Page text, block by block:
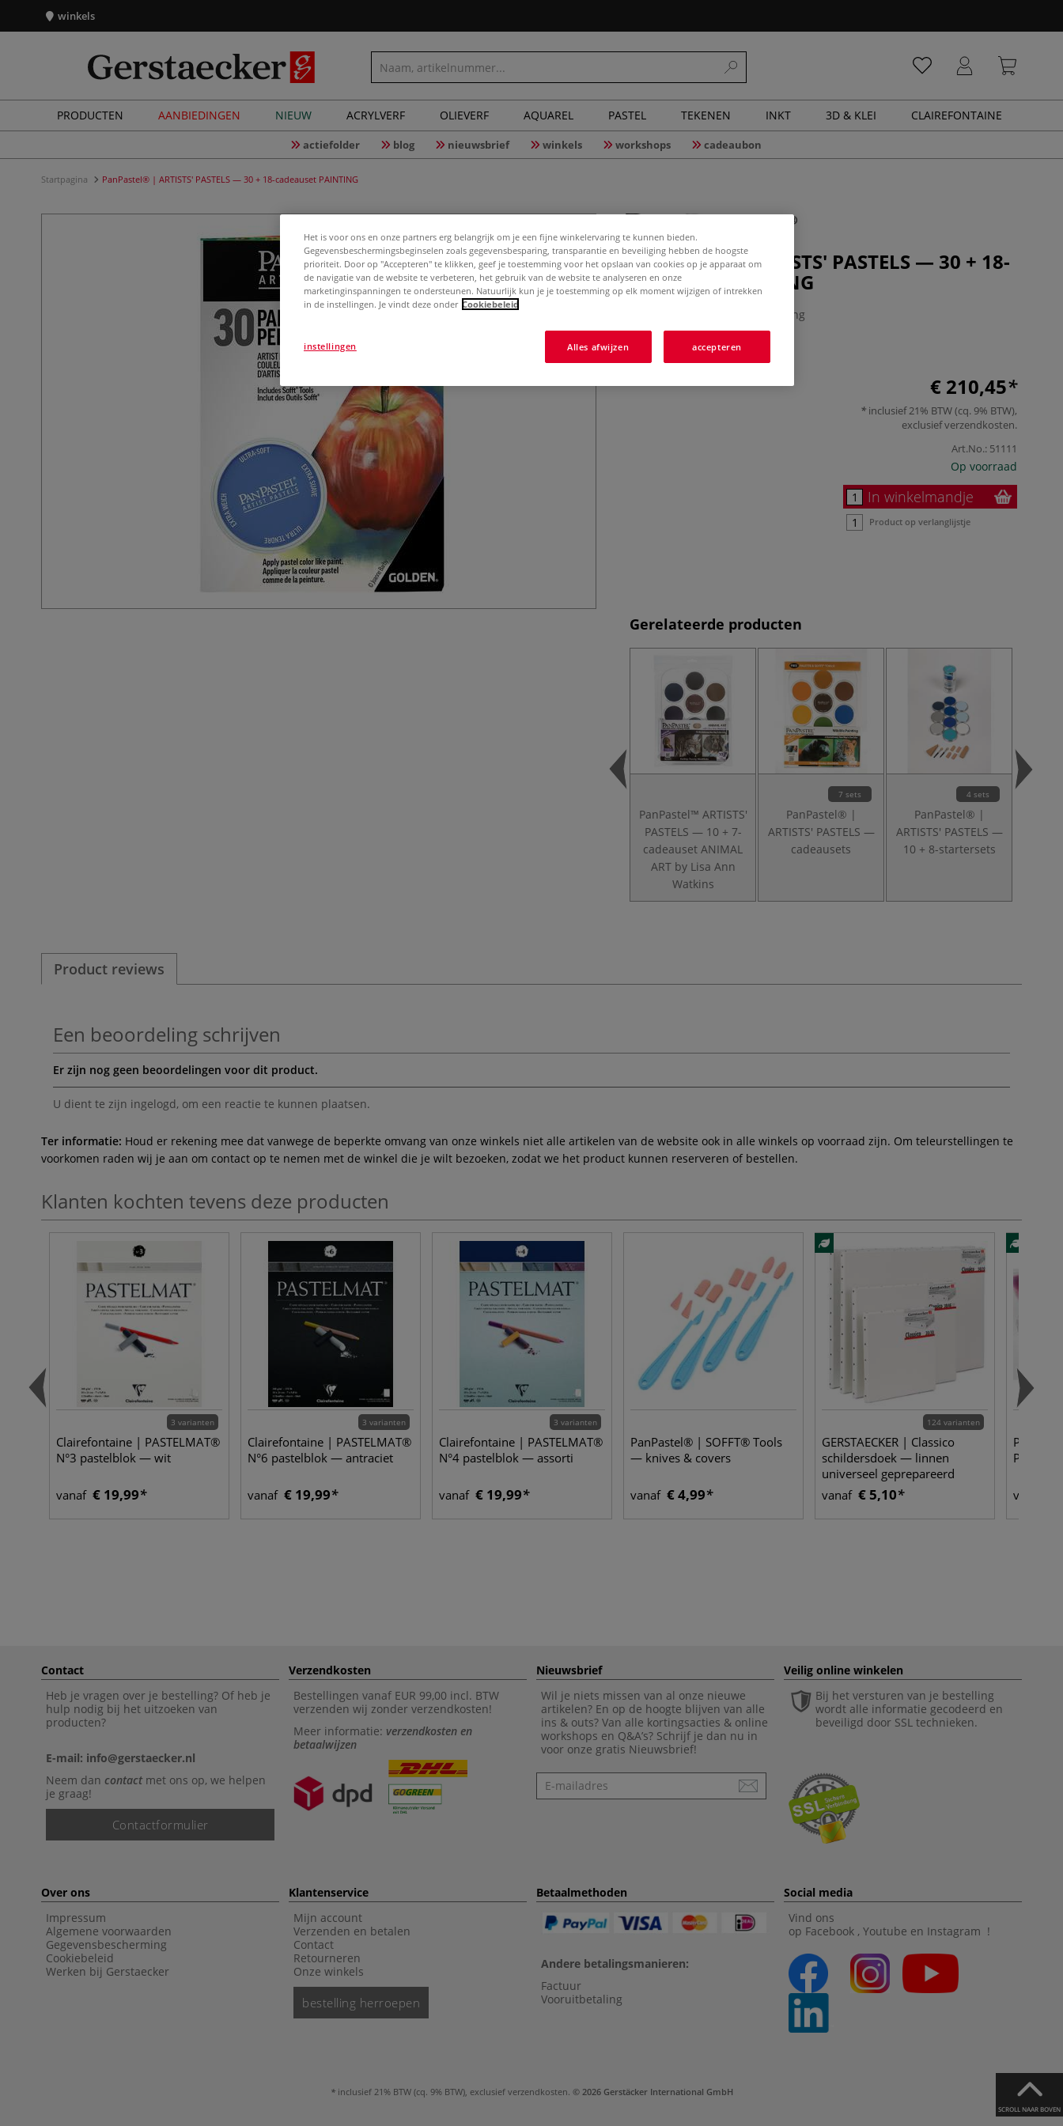
SCROLL NAAR BOVEN
winkels
PRODUCTEN AANBIEDINGEN NIEUW ACRYLVERF OLIEVERF AQUAREL PASTEL TEKENEN INKT 3D & KLEI CLAIREFONTAINE
actiefolder blog nieuwsbrief winkels workshops cadeaubon
Startpagina PanPastel® | ARTISTS' PASTELS — 30 + 18-cadeauset PAINTING
PanPastel® | ARTISTS' PASTELS — 30 + 18-
cadeauset PAINTING
0 Beoordeling
€ 210,45
inclusief 21% BTW (cq. 9% BTW),
exclusiefverzendkosten.
Art.No.: 51111
Op voorraad
In winkelmandje
Product op verlanglijstje
Gerelateerde producten
PanPastel™ ARTISTS'
PASTELS — 10 + 7-
cadeauset ANIMAL
ART by Lisa Ann
Watkins
7 sets
PanPastel® |
ARTISTS' PASTELS —
cadeausets
4 sets
PanPastel® |
ARTISTS' PASTELS —
10 + 8-startersets
Product reviews
Een beoordeling schrijven
Er zijn nog geen beoordelingen voor dit product.
U dient te zijn ingelogd, om een reactie te kunnen plaatsen.
Ter informatie: Houd er rekening mee dat vanwege de beperkte omvang van onze winkels niet alle artikelen van de website ook in alle winkels op voorraad zijn. Om teleurstellingen te
voorkomen raden wij je aan om contact op te nemen met de winkel die je wilt bezoeken, zodat we het product kunnen reserveren of bestellen.
Klanten kochten tevens deze producten
3 varianten
Clairefontaine | PASTELMAT®
N°3 pastelblok — wit
vanaf € 19,99
3 varianten
Clairefontaine | PASTELMAT®
N°6 pastelblok — antraciet
vanaf € 19,99
3 varianten
Clairefontaine | PASTELMAT®
N°4 pastelblok — assorti
vanaf € 19,99
PanPastel® | SOFFT® Tools
— knives & covers
vanaf € 4,99
124 varianten
GERSTAECKER | Classico
schildersdoek — linnen
universeel geprepareerd
vanaf € 5,10 vanaf
Contact
Heb je vragen over je bestelling? Of heb je
hulp nodig bij het uitzoeken van
producten?
E-mail: info@gerstaecker.nl
Neem dan contactmet ons op, we helpen
je graag!
Contactformulier
Verzendkosten
Bestellingen vanaf EUR 99,00 incl. BTW
verzenden wij zonder verzendkosten!
Meer informatie: verzendkosten en
betaalwijzen
Nieuwsbrief
Wil je niets missen van al onze nieuwe
artikelen? En op de hoogte blijven van alle
ins & outs? Van alle kortingsacties & online
workshops en Q&A’s? Schrijf je dan nu in
voor onze gratis Nieuwsbrief!
Nieuwsbrief
Veilig online winkelen
Bij het versturen van je bestelling
wordt alle informatie gecodeerd en
beveiligd door SSL technieken.
Over ons
Impressum
Algemene voorwaarden
Gegevensbescherming
Cookiebeleid
Werken bij Gerstaecker
Klantenservice
Mijn account
Verzenden en betalen
Contact
Retourneren
Onze winkels
bestelling herroepen
Betaalmethoden
Andere betalingsmanieren:
Factuur
Vooruitbetaling
Social media
Vind ons
op Facebook , Youtube en Instagram !
inclusief 21% BTW (cq. 9% BTW), exclusief verzendkosten. © 2026 Gerstäcker International GmbH
Het is voor ons en onze partners erg belangrijk om je een fijne winkelervaring te kunnen bieden.
Gegevensbeschermingsbeginselen zoals gegevensbesparing, transparantie en beveiliging hebben de hoogste
prioriteit. Door op "Accepteren" te klikken, geef je toestemming voor het opslaan van cookies op je apparaat om
de navigatie van de website te verbeteren, het gebruik van de website te analyseren en onze
marketinginspanningen te ondersteunen. Natuurlijk kun je je toestemming op elk moment wijzigen of intrekken
in de instellingen. Je vindt deze onder Cookiebeleid
Alles afwijzen accepteren
instellingen